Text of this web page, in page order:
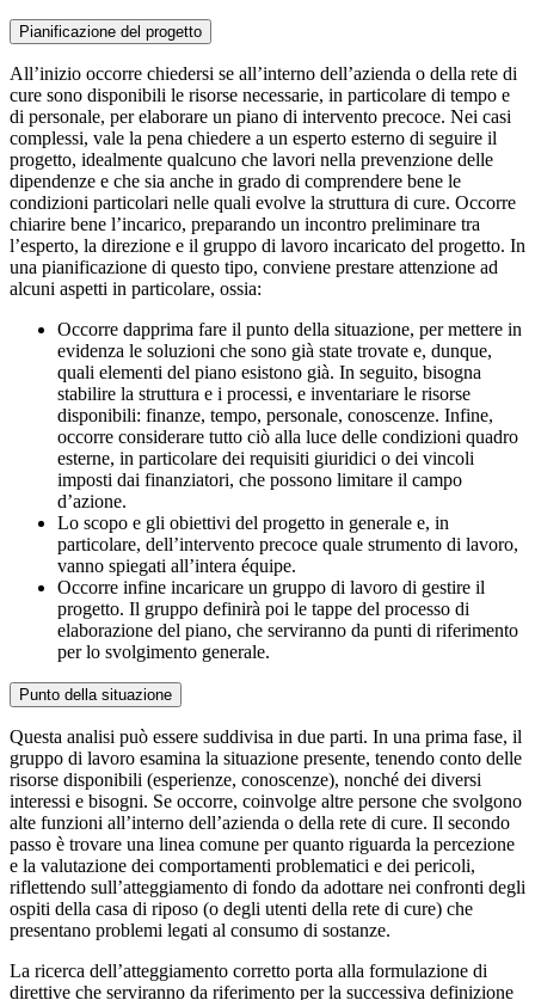
Pianificazione del progetto
All’inizio occorre chiedersi se all’interno dell’azienda o della rete di
cure sono disponibili le risorse necessarie, in particolare di tempo e
di personale, per elaborare un piano di intervento precoce. Nei casi
complessi, vale la pena chiedere a un esperto esterno di seguire il
progetto, idealmente qualcuno che lavori nella prevenzione delle
dipendenze e che sia anche in grado di comprendere bene le
condizioni particolari nelle quali evolve la struttura di cure. Occorre
chiarire bene l’incarico, preparando un incontro preliminare tra
l’esperto, la direzione e il gruppo di lavoro incaricato del progetto. In
una pianificazione di questo tipo, conviene prestare attenzione ad
alcuni aspetti in particolare, ossia:
Occorre dapprima fare il punto della situazione, per mettere in
evidenza le soluzioni che sono già state trovate e, dunque,
quali elementi del piano esistono già. In seguito, bisogna
stabilire la struttura e i processi, e inventariare le risorse
disponibili: finanze, tempo, personale, conoscenze. Infine,
occorre considerare tutto ciò alla luce delle condizioni quadro
esterne, in particolare dei requisiti giuridici o dei vincoli
imposti dai finanziatori, che possono limitare il campo
d’azione.
Lo scopo e gli obiettivi del progetto in generale e, in
particolare, dell’intervento precoce quale strumento di lavoro,
vanno spiegati all’intera équipe.
Occorre infine incaricare un gruppo di lavoro di gestire il
progetto. Il gruppo definirà poi le tappe del processo di
elaborazione del piano, che serviranno da punti di riferimento
per lo svolgimento generale.
Punto della situazione
Questa analisi può essere suddivisa in due parti. In una prima fase, il
gruppo di lavoro esamina la situazione presente, tenendo conto delle
risorse disponibili (esperienze, conoscenze), nonché dei diversi
interessi e bisogni. Se occorre, coinvolge altre persone che svolgono
alte funzioni all’interno dell’azienda o della rete di cure. Il secondo
passo è trovare una linea comune per quanto riguarda la percezione
e la valutazione dei comportamenti problematici e dei pericoli,
riflettendo sull’atteggiamento di fondo da adottare nei confronti degli
ospiti della casa di riposo (o degli utenti della rete di cure) che
presentano problemi legati al consumo di sostanze.
La ricerca dell’atteggiamento corretto porta alla formulazione di
direttive che serviranno da riferimento per la successiva definizione